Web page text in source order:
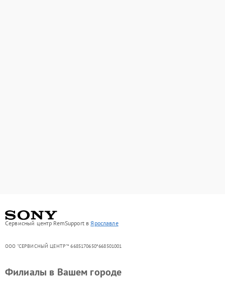
Сервисный центр RemSupport в Ярославле
ООО "СЕРВИСНЫЙ ЦЕНТР"* 6685170650*668501001
Филиалы в Вашем городе